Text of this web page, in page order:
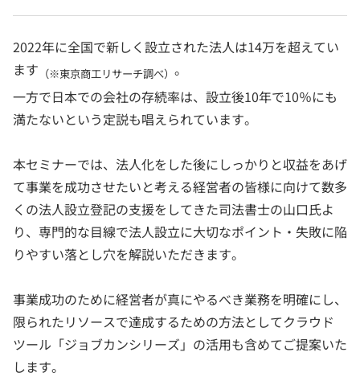
2022年に全国で新しく設立された法人は14万を超えてい
ます （※東京商工リサーチ調べ） 。
一方で日本での会社の存続率は、設立後10年で10％にも
満たないという定説も唱えられています。
本セミナーでは、法人化をした後にしっかりと収益をあげ
て事業を成功させたいと考える経営者の皆様に向けて数多
くの法人設立登記の支援をしてきた司法書士の山口氏よ
り、専門的な目線で法人設立に大切なポイント・失敗に陥
りやすい落とし穴を解説いただきます。
事業成功のために経営者が真にやるべき業務を明確にし、
限られたリソースで達成するための方法としてクラウド
ツール「ジョブカンシリーズ」の活用も含めてご提案いた
します。